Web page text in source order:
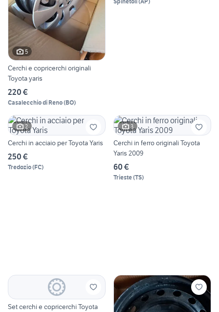
5
Cerchi e copricerchi originali
Toyota yaris
220 €
Casalecchio di Reno(BO)
2
Cerchi in acciaio per Toyota Yaris
250 €
Tredozio(FC)
3
Cerchi in ferro originali Toyota
Yaris 2009
60 €
Trieste(TS)
Set cerchi e copricerchi Toyota